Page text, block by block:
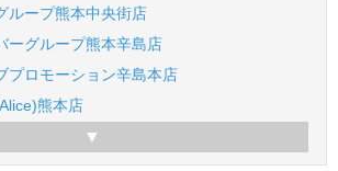
ープ熊本中央街店
グループ熊本辛島店
ロモーション辛島本店
熊本店